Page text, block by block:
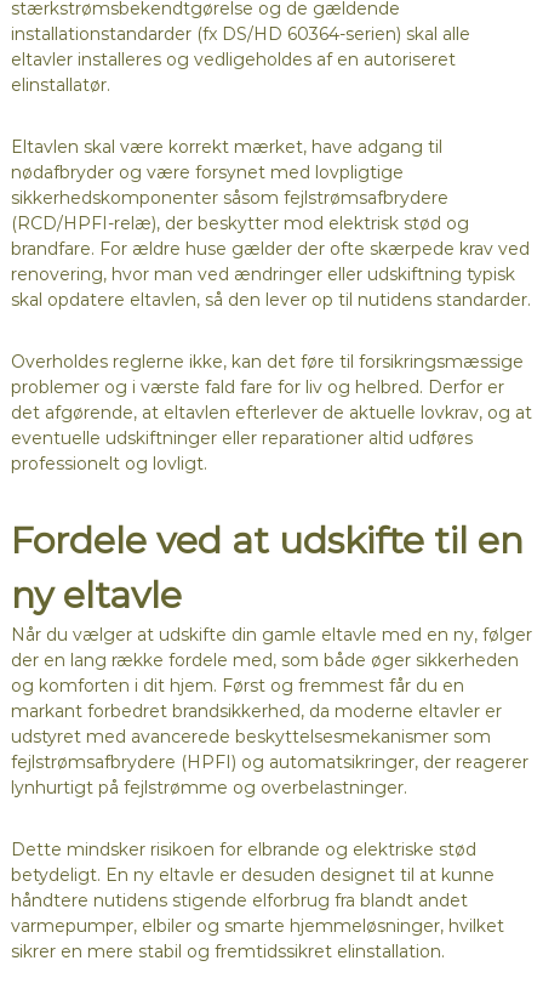
stærkstrømsbekendtgørelse og de gældende
installationstandarder (fx DS/HD 60364-serien) skal alle
eltavler installeres og vedligeholdes af en autoriseret
elinstallatør.
Eltavlen skal være korrekt mærket, have adgang til
nødafbryder og være forsynet med lovpligtige
sikkerhedskomponenter såsom fejlstrømsafbrydere
(RCD/HPFI-relæ), der beskytter mod elektrisk stød og
brandfare. For ældre huse gælder der ofte skærpede krav ved
renovering, hvor man ved ændringer eller udskiftning typisk
skal opdatere eltavlen, så den lever op til nutidens standarder.
Overholdes reglerne ikke, kan det føre til forsikringsmæssige
problemer og i værste fald fare for liv og helbred. Derfor er
det afgørende, at eltavlen efterlever de aktuelle lovkrav, og at
eventuelle udskiftninger eller reparationer altid udføres
professionelt og lovligt.
Fordele ved at udskifte til en
ny eltavle
Når du vælger at udskifte din gamle eltavle med en ny, følger
der en lang række fordele med, som både øger sikkerheden
og komforten i dit hjem. Først og fremmest får du en
markant forbedret brandsikkerhed, da moderne eltavler er
udstyret med avancerede beskyttelsesmekanismer som
fejlstrømsafbrydere (HPFI) og automatsikringer, der reagerer
lynhurtigt på fejlstrømme og overbelastninger.
Dette mindsker risikoen for elbrande og elektriske stød
betydeligt. En ny eltavle er desuden designet til at kunne
håndtere nutidens stigende elforbrug fra blandt andet
varmepumper, elbiler og smarte hjemmeløsninger, hvilket
sikrer en mere stabil og fremtidssikret elinstallation.